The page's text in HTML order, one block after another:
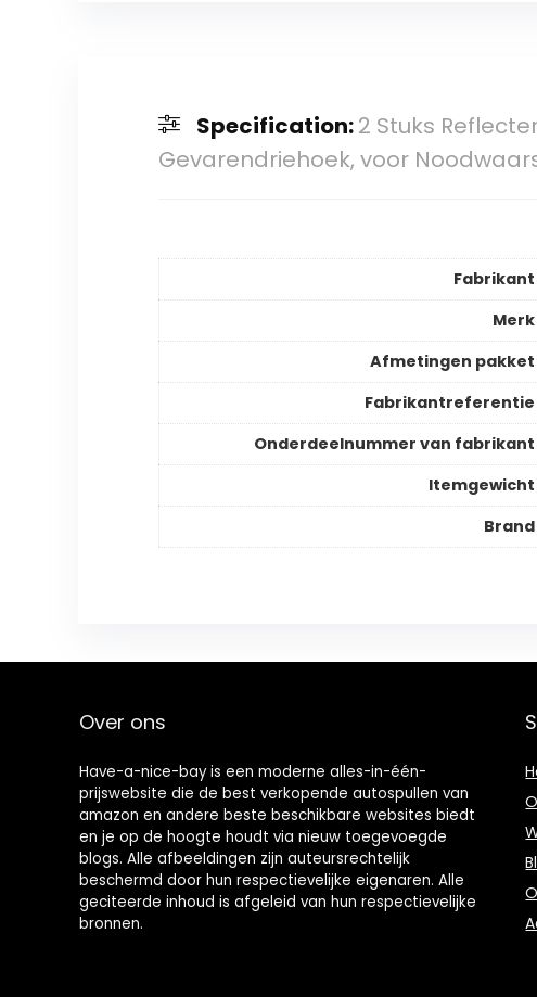
Specification:2 Stuks
Gevarendriehoek, voor
Fabrikant
Merk
Afmetingen pakket
Fabrikantreferentie
Onderdeelnummer van fabrikant
Itemgewicht
Brand
Over ons
Have-a-nice-bay is een moderne alles-in-één-
prijswebsite die de best verkopende autospullen van
amazon en andere beste beschikbare websites biedt
en je op de hoogte houdt via nieuw toegevoegde
blogs. Alle afbeeldingen zijn auteursrechtelijk
beschermd door hun respectievelijke eigenaren. Alle
geciteerde inhoud is afgeleid van hun respectievelijke
bronnen.